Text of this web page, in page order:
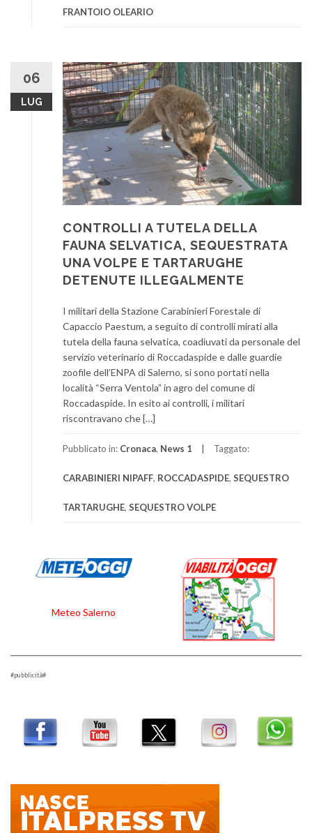
FRANTOIO OLEARIO
06
LUG
CONTROLLI A TUTELA DELLA
FAUNA SELVATICA, SEQUESTRATA
UNA VOLPE E TARTARUGHE
DETENUTE ILLEGALMENTE
I militari della Stazione Carabinieri Forestale di
Capaccio Paestum, a seguito di controlli mirati alla
tutela della fauna selvatica, coadiuvati da personale del
servizio veterinario di Roccadaspide e dalle guardie
zoofile dell’ENPA di Salerno, si sono portati nella
località “Serra Ventola” in agro del comune di
Roccadaspide. In esito ai controlli, i militari
riscontravano che […]
Pubblicato in: Cronaca, News 1 Taggato:
CARABINIERI NIPAFF, ROCCADASPIDE, SEQUESTRO
TARTARUGHE, SEQUESTRO VOLPE
Meteo Salerno
#pubblicità#